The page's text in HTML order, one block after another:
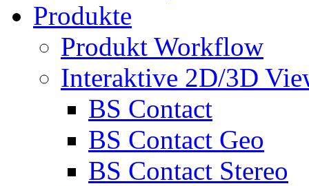
Produkte
Produkt Workflow
Interaktive 2D/3D
BS Contact
BS Contact Geo
BS Contact Stereo